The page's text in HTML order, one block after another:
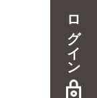
ログイン